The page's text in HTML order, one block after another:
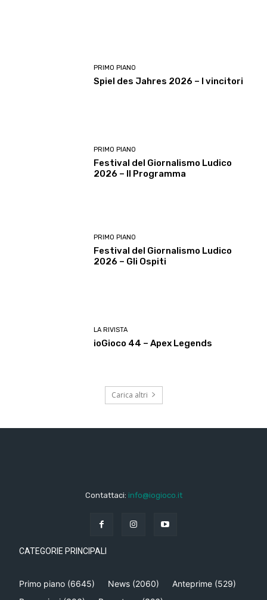
PRIMO PIANO
Spiel des Jahres 2026 – I vincitori
PRIMO PIANO
Festival del Giornalismo Ludico
2026 – Il Programma
PRIMO PIANO
Festival del Giornalismo Ludico
2026 – Gli Ospiti
LA RIVISTA
ioGioco 44 – Apex Legends
Carica altri
Contattaci: info@iogioco.it
CATEGORIE PRINCIPALI
Primo piano (6645) News (2060) Anteprime (529)